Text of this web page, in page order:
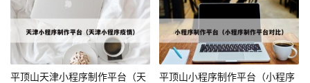
平顶山天津小程序制作平台（天
平顶山小程序制作平台（小程序